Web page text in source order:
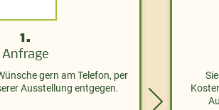
1.
Anfrage
gern am Telefon, per
Ausstellung entgegen.